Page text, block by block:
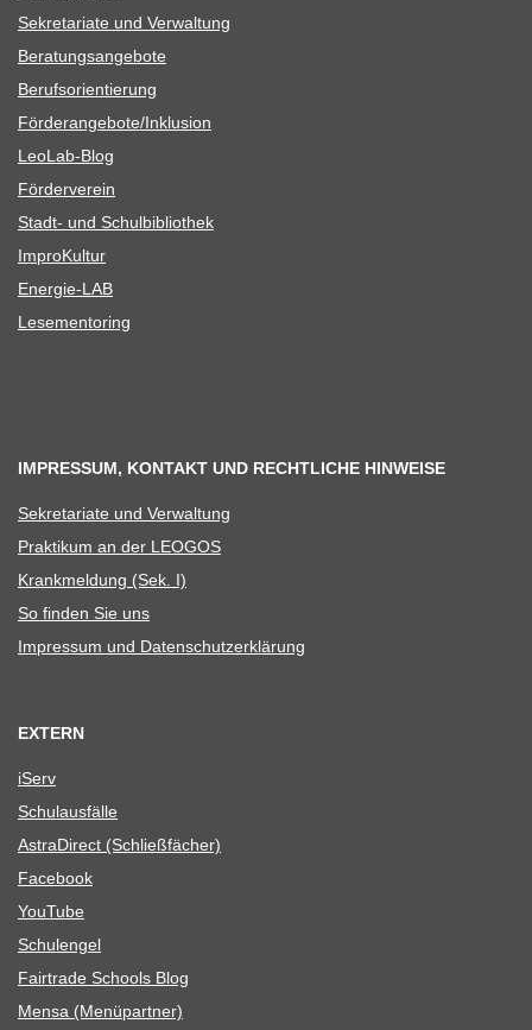
Sekre­ta­riate und Verwaltung
Bera­tungs­an­ge­bote
Berufs­ori­en­tie­rung
Förderangebote/​​Inklusion
Leo­Lab-Blog
För­der­ver­ein
Stadt- und Schulbibliothek
Impro­Kul­tur
Ener­­gie-LAB
Lese­men­to­ring
IMPRESSUM, KONTAKT UND RECHTLICHE HINWEISE
Sekre­ta­riate und Verwaltung
Prak­ti­kum an der LEOGOS
Krank­mel­dung (Sek. I)
So fin­den Sie uns
Impres­sum und Datenschutzerklärung
EXTERN
iServ
Schul­aus­fälle
Astra­Di­rect (Schließ­fä­cher)
Face­book
You­Tube
Schul­en­gel
Fair­trade Schools Blog
Mensa (Menü­part­ner)